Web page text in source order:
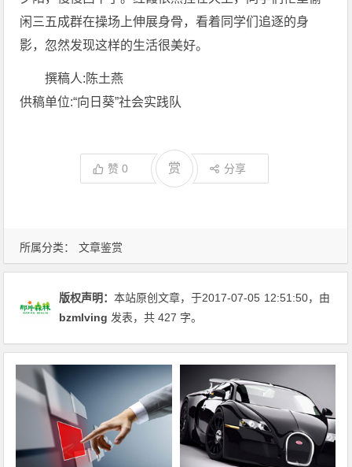
所属分类： 文章鉴赏
闲三五成群在操场上伸展身骨，看着同学们追逐的身
影，忽然发现这样的生活很美好。
撰稿人:陈土燕
供稿单位:“向日葵”社会实践队
赞0 赏 分享
版权声明：本站原创文章，于2017-07-05 12:51:50，由
bzmlving 发表，共 427 字。